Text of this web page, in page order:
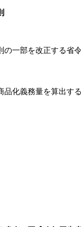
の一部を改正する省令
化義務量を算出す